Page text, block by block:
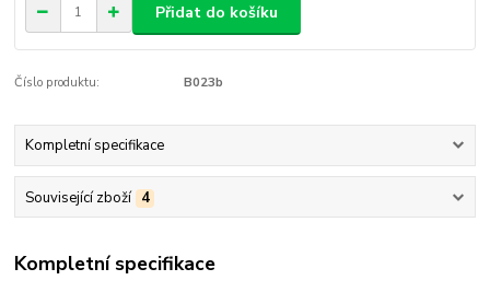
Přidat do košíku
Číslo produktu: B023b
Kompletní specifikace
Související zboží 4
Kompletní specifikace